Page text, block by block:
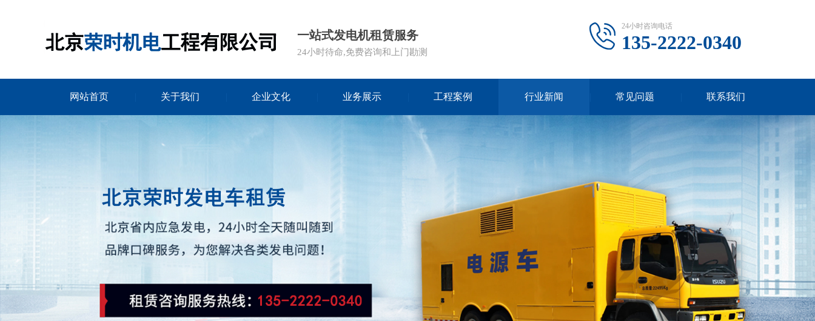
一站式发电机租赁服务
24小时待命,免费咨询和上门勘测
24小时咨询电话
135-2222-0340
网站首页 关于我们 企业文化 业务展示 工程案例 行业新闻 常见问题 联系我们